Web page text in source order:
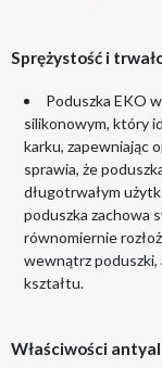
Sprężystość i
Poduszka EKO
silikonowym, który
karku, zapewniając
sprawia, że
długotrwałym
poduszka zachowa
równomiernie
wewnątrz poduszki,
kształtu.
Właściwości